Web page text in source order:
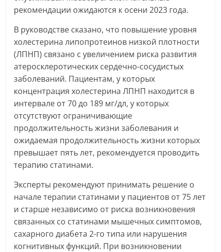
рекомендации ожидаются к осени 2023 года.
В руководстве сказано, что повышение уровня
холестерина липопротеинов низкой плотности
(ЛПНП) связано с увеличением риска развития
атеросклеротических сердечно-сосудистых
заболеваний. Пациентам, у которых
концентрация холестерина ЛПНП находится в
интервале от 70 до 189 мг/дл, у которых
отсутствуют ограничивающие
продолжительность жизни заболевания и
ожидаемая продолжительность жизни которых
превышает пять лет, рекомендуется проводить
терапию статинами.
Эксперты рекомендуют принимать решение о
начале терапии статинами у пациентов от 75 лет
и старше независимо от риска возникновения
связанных со статинами мышечных симптомов,
сахарного диабета 2-го типа или нарушения
когнитивных функций. При возникновении